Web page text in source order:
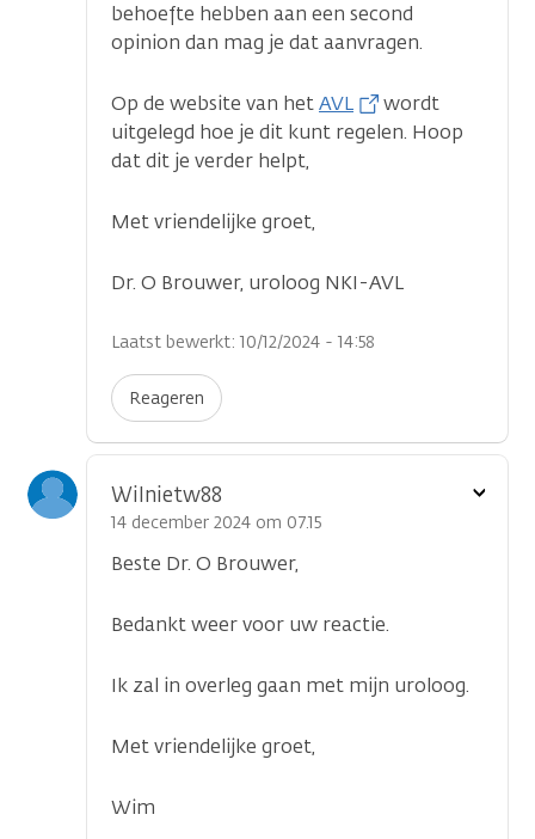
behoefte hebben aan een second
opinion dan mag je dat aanvragen.
Op de website van hetAVL
wordt
uitgelegd hoe je dit kunt regelen. Hoop
dat dit je verder helpt,
Met vriendelijke groet,
Dr. O Brouwer, uroloog NKI-AVL
Laatst bewerkt: 10/12/2024 - 14:58
Reageren
Wilnietw88
14 december 2024 om 07.15
Beste Dr. O Brouwer,
Bedankt weer voor uw reactie.
Ik zal in overleg gaan met mijn uroloog.
Met vriendelijke groet,
Wim
Toon